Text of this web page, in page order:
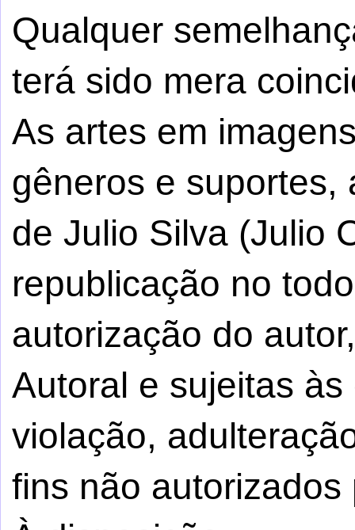
Qualquer
terá sido mera
As artes em
gêneros e suportes,
de Julio Silva (Julio
republicação no
autorização do
Autoral e sujeitas
violação,
fins não autorizados